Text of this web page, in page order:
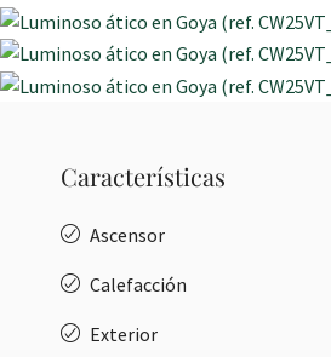
Características
Ascensor
Calefacción
Exterior